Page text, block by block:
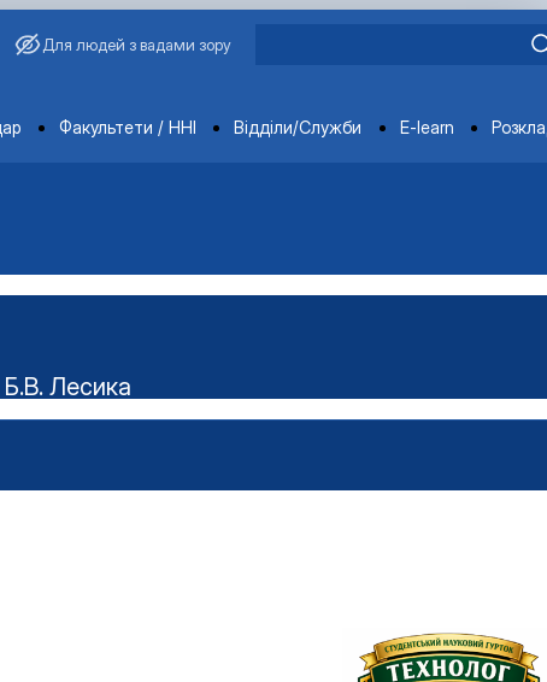
Для людей з вадами зору
Факультети / ННІ Відділи/Служби E-learn
Б.В. Лесика